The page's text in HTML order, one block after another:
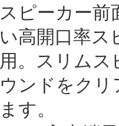
スピーカー前
い高開口率ス
用。スリムス
ウンドをクリ
ます。